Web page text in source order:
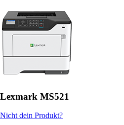
Lexmark MS521
Nicht dein Produkt?